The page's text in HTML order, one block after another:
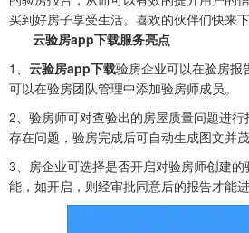
买到好房子享受生活。喜欢的伙伴们快来下
云验房app下载服务亮点
1、 云验房app下载验房企业可以在验房报
可以在验房团队管理中添加验房师成员。
2、验房师可对查验出的房屋质量问题进
存在问题，验房完成后可自动生成图文并
3、房企业可选择是否开启对验房师创建
能，如开启，则经审批同意后的报告才能进